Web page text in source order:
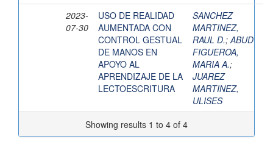
2023-
07-30
USO DE REALIDAD
AUMENTADA CON
CONTROL GESTUAL
DE MANOS EN
APOYO AL
APRENDIZAJE DE LA
LECTOESCRITURA
SANCHEZ
MARTINEZ,
RAUL D.;ABUD
FIGUEROA,
MARIA A.;
JUAREZ
MARTINEZ,
ULISES
Showing results 1 to 4 of 4